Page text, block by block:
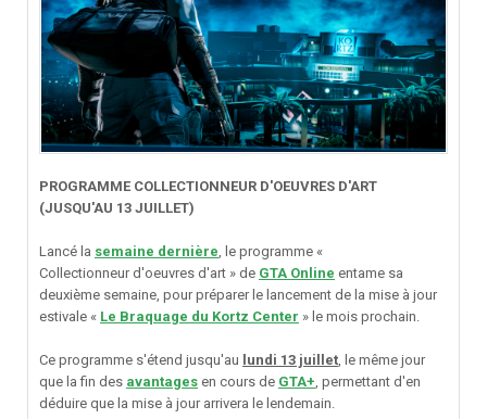
PROGRAMME COLLECTIONNEUR D'OEUVRES D'ART
(JUSQU'AU 13 JUILLET)
Lancé la semaine dernière , le programme «
Collectionneur d'oeuvres d'art » de GTA Online entame sa
deuxième semaine, pour préparer le lancement de la mise à jour
estivale « Le Braquage du Kortz Center » le mois prochain.
Ce programme s'étend jusqu'au lundi 13 juillet , le même jour
que la fin des avantages en cours de GTA+ , permettant d'en
déduire que la mise à jour arrivera le lendemain.